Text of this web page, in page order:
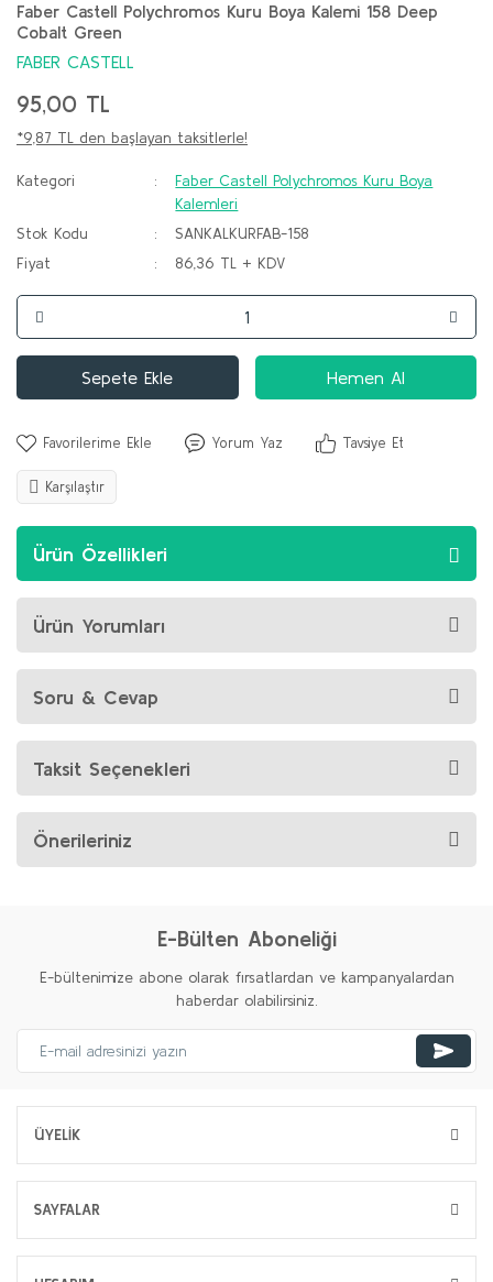
Faber Castell Polychromos Kuru Boya Kalemi 158 Deep
Cobalt Green
FABER CASTELL
95,00 TL
*9,87 TL den başlayan taksitlerle!
Kategori
Faber Castell Polychromos Kuru Boya
Kalemleri
Stok Kodu
SANKALKURFAB-158
Fiyat
86,36 TL + KDV
Sepete Ekle Hemen Al
Yorum Yaz Tavsiye Et
Karşılaştır
Ürün Özellikleri
Ürün Yorumları
Soru & Cevap
Taksit Seçenekleri
Önerileriniz
E-Bülten Aboneliği
E-bültenimize abone olarak fırsatlardan ve kampanyalardan
haberdar olabilirsiniz.
ÜYELİK
SAYFALAR